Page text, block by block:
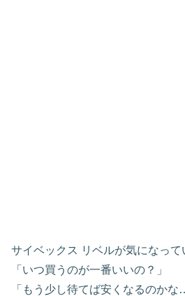
サイベックス リベルが気になって
「いつ買うのが一番いいの？」
「もう少し待てば安くなるのか